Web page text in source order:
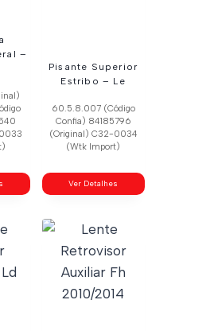
–
Pisante Superior
Estribo – Le
60.5.8.007 (Código
Confia) 84185796
(Original) C32-0034
(Wtk Import)
Ver Detalhes